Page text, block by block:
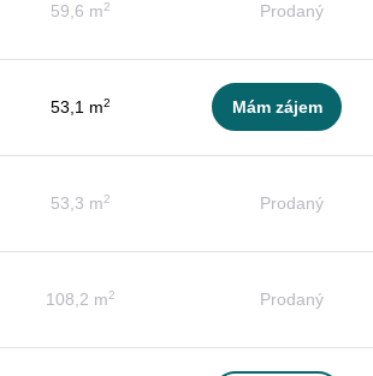
59,6 m2 Prodaný
53,1 m2 Mám zájem
53,3 m2 Prodaný
108,2 m2 Prodaný